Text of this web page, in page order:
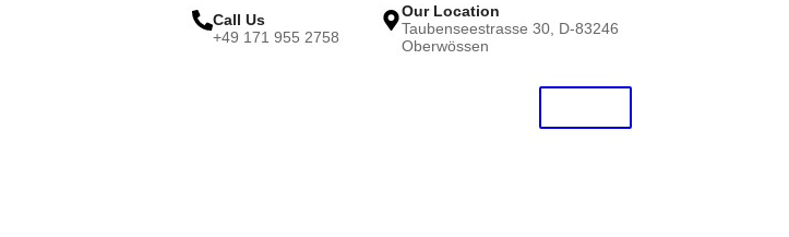
Call Us
+49 171 955 2758
Our Location
Taubenseestrasse 30, D-83246
Oberwössen